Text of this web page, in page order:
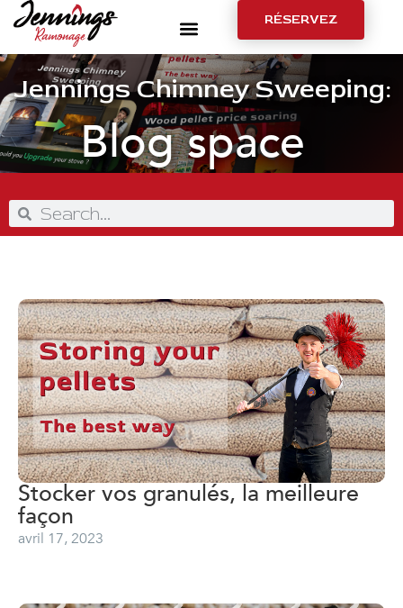
RÉSERVEZ
Jennings Chimney Sweeping:
Blog space
Stocker vos granulés, la meilleure
façon
avril 17, 2023